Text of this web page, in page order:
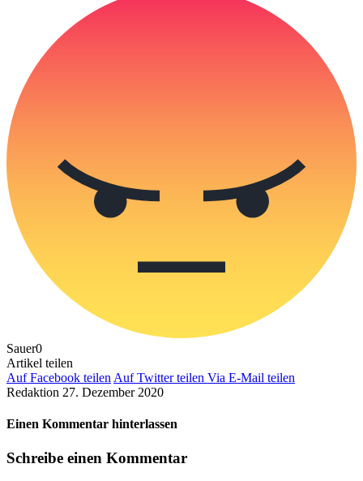
Sauer0
Artikel teilen
Auf Facebook teilen Auf Twitter teilen Via E-Mail teilen
Redaktion 27. Dezember 2020
Einen Kommentar hinterlassen
Schreibe einen Kommentar